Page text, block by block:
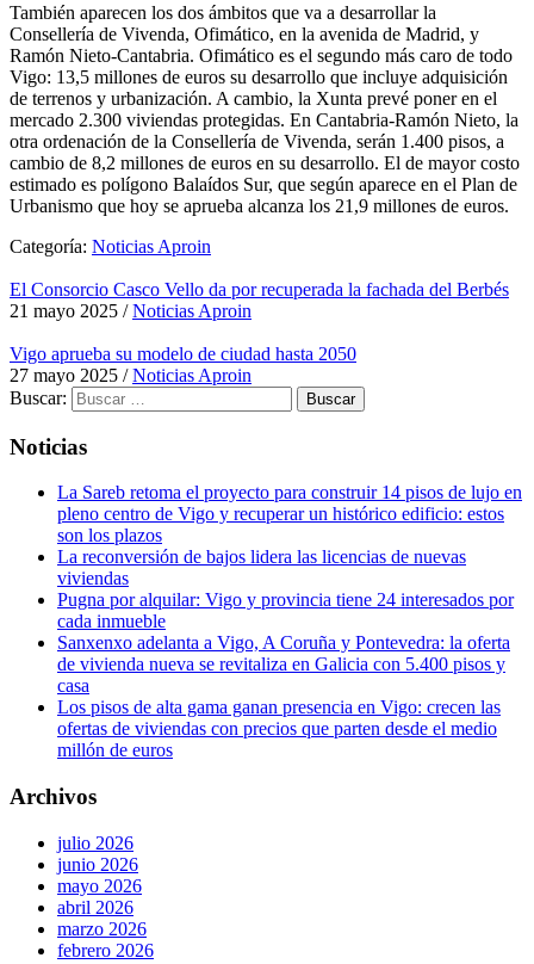
También aparecen los dos ámbitos que va a desarrollar la
Consellería de Vivenda, Ofimático, en la avenida de Madrid, y
Ramón Nieto-Cantabria. Ofimático es el segundo más caro de todo
Vigo: 13,5 millones de euros su desarrollo que incluye adquisición
de terrenos y urbanización. A cambio, la Xunta prevé poner en el
mercado 2.300 viviendas protegidas. En Cantabria-Ramón Nieto, la
otra ordenación de la Consellería de Vivenda, serán 1.400 pisos, a
cambio de 8,2 millones de euros en su desarrollo. El de mayor costo
estimado es polígono Balaídos Sur, que según aparece en el Plan de
Urbanismo que hoy se aprueba alcanza los 21,9 millones de euros.
Categoría: Noticias Aproin
El Consorcio Casco Vello da por recuperada la fachada del Berbés
21 mayo 2025 /Noticias Aproin
Vigo aprueba su modelo de ciudad hasta 2050
27 mayo 2025 /Noticias Aproin
Buscar:
Noticias
La Sareb retoma el proyecto para construir 14 pisos de lujo en
pleno centro de Vigo y recuperar un histórico edificio: estos
son los plazos
La reconversión de bajos lidera las licencias de nuevas
viviendas
Pugna por alquilar: Vigo y provincia tiene 24 interesados por
cada inmueble
Sanxenxo adelanta a Vigo, A Coruña y Pontevedra: la oferta
de vivienda nueva se revitaliza en Galicia con 5.400 pisos y
casa
Los pisos de alta gama ganan presencia en Vigo: crecen las
ofertas de viviendas con precios que parten desde el medio
millón de euros
Archivos
julio 2026
junio 2026
mayo 2026
abril 2026
marzo 2026
febrero 2026